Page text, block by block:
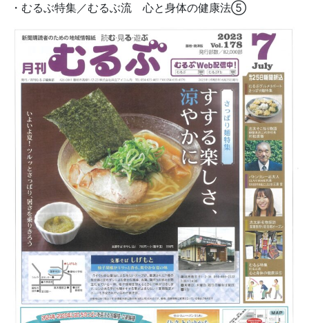
・むるぶ特集／むるぶ流 心と身体の健康法➄